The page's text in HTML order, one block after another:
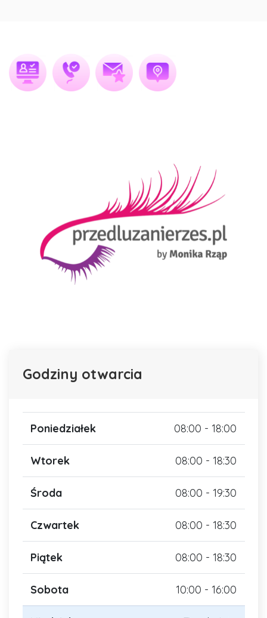
Godziny otwarcia
Poniedziałek 08:00 - 18:00
Wtorek 08:00 - 18:30
Środa 08:00 - 19:30
Czwartek 08:00 - 18:30
Piątek 08:00 - 18:30
Sobota 10:00 - 16:00